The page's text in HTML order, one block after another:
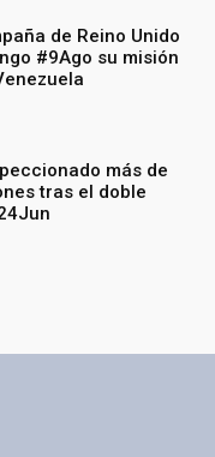
de Reino Unido
#9Ago su misión
más de
tras el doble